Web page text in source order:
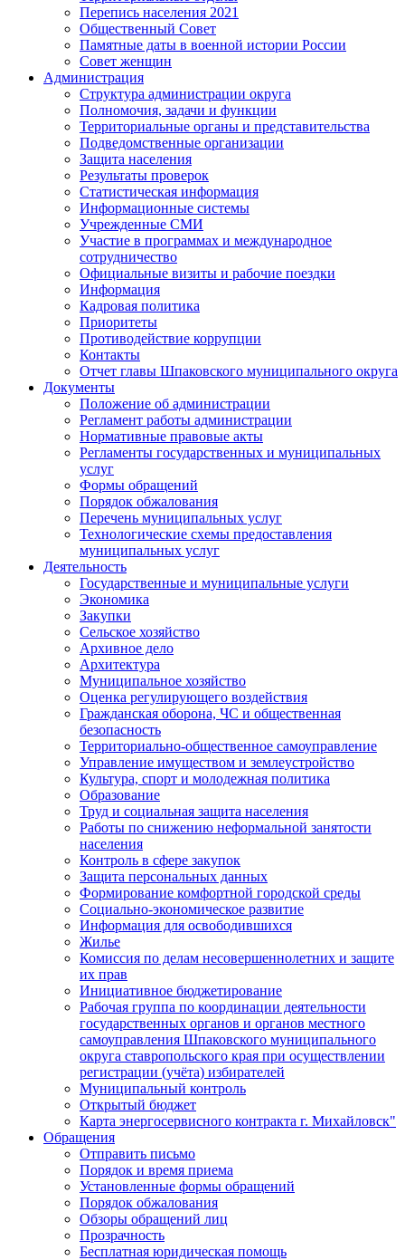
Перепись населения 2021
Общественный Совет
Памятные даты в военной истории России
Совет женщин
Администрация
Структура администрации округа
Полномочия, задачи и функции
Территориальные органы и представительства
Подведомственные организации
Защита населения
Результаты проверок
Статистическая информация
Информационные системы
Учрежденные СМИ
Участие в программах и международное
сотрудничество
Официальные визиты и рабочие поездки
Информация
Кадровая политика
Приоритеты
Противодействие коррупции
Контакты
Отчет главы Шпаковского муниципального округа
Документы
Положение об администрации
Регламент работы администрации
Нормативные правовые акты
Регламенты государственных и муниципальных
услуг
Формы обращений
Порядок обжалования
Перечень муниципальных услуг
Технологические схемы предоставления
муниципальных услуг
Деятельность
Государственные и муниципальные услуги
Экономика
Закупки
Сельское хозяйство
Архивное дело
Архитектура
Муниципальное хозяйство
Оценка регулирующего воздействия
Гражданская оборона, ЧС и общественная
безопасность
Территориально-общественное самоуправление
Управление имуществом и землеустройство
Культура, спорт и молодежная политика
Образование
Труд и социальная защита населения
Работы по снижению неформальной занятости
населения
Контроль в сфере закупок
Защита персональных данных
Формирование комфортной городской среды
Социально-экономическое развитие
Информация для освободившихся
Жилье
Комиссия по делам несовершеннолетних и защите
их прав
Инициативное бюджетирование
Рабочая группа по координации деятельности
государственных органов и органов местного
самоуправления Шпаковского муниципального
округа ставропольского края при осуществлении
регистрации (учёта) избирателей
Муниципальный контроль
Открытый бюджет
Карта энергосервисного контракта г. Михайловск"
Обращения
Отправить письмо
Порядок и время приема
Установленные формы обращений
Порядок обжалования
Обзоры обращений лиц
Прозрачность
Бесплатная юридическая помощь